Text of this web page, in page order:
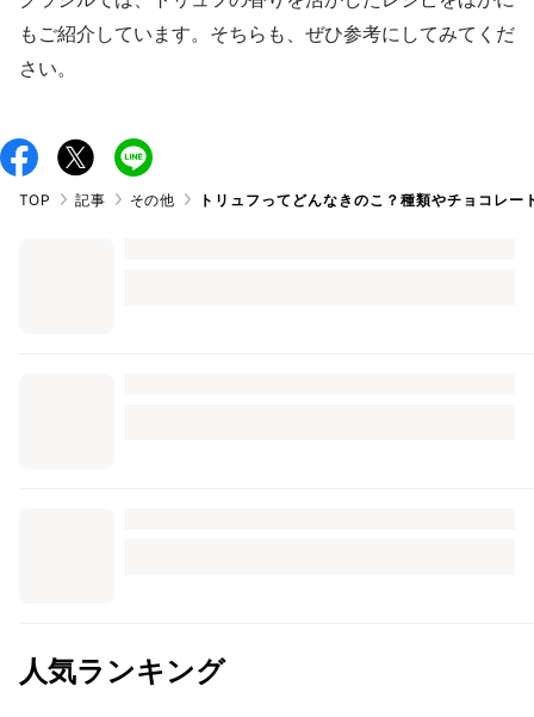
もご紹介しています。そちらも、ぜひ参考にしてみてくだ
さい。
TOP 記事 その他 トリュフってどんなきのこ？種類やチョコレー
人気ランキング